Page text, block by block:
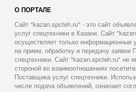
О ПОРТАЛЕ
Сайт "kazan.spcteh.ru" - это сайт
услуг спецтехники в Казани. Сайт
осуществляет только информационные
на прием, обработку и передачу заявки
спецтехники. Сайт "kazan.spcteh.ru" не
стороной во взаимоотношениях
Поставщика услуг спецтехники.
числе подача объявлений, означает